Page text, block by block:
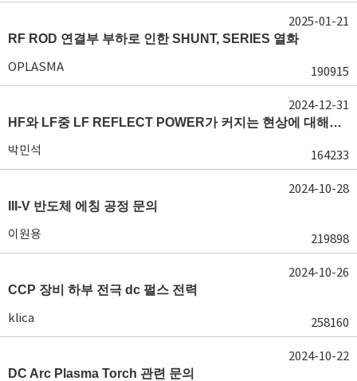
RF ROD 연결부 부하로 인한 SHUNT, SERIES 열화
OPLASMA 190915
2025-01-21
HF와 LF중 LF REFLECT POWER가 커지는 현상에 대해서 도움이 필요합니다.
박민석 164233
2024-12-31
III-V 반도체 에칭 공정 문의
이원용 219898
2024-10-28
CCP 장비 하부 전극 dc 펄스 전력
klica 258160
2024-10-26
DC Arc Plasma Torch 관련 문의
2024-10-22